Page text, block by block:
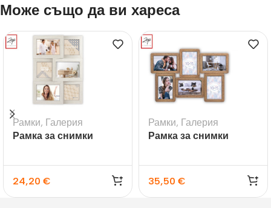
Може също да ви хареса
Рамки, Галерия
Рамка за снимки
24,20 €
Рамки, Галерия
Рамка за снимки
35,50 €